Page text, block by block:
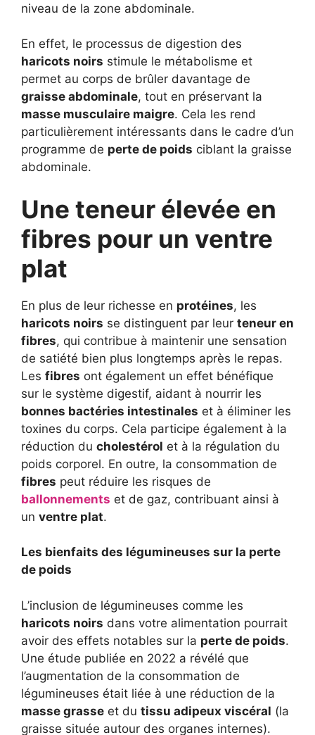
niveau de la zone abdominale.
En effet, le processus de digestion des
haricots noirs stimule le métabolisme et
permet au corps de brûler davantage de
graisse abdominale, tout en préservant la
masse musculaire maigre. Cela les rend
particulièrement intéressants dans le cadre d’un
programme de perte de poids ciblant la graisse
abdominale.
Une teneur élevée en
fibres pour un ventre
plat
En plus de leur richesse en protéines, les
haricots noirs se distinguent par leur teneur en
fibres, qui contribue à maintenir une sensation
de satiété bien plus longtemps après le repas.
Les fibres ont également un effet bénéfique
sur le système digestif, aidant à nourrir les
bonnes bactéries intestinales et à éliminer les
toxines du corps. Cela participe également à la
réduction du cholestérol et à la régulation du
poids corporel. En outre, la consommation de
fibres peut réduire les risques de
ballonnements et de gaz, contribuant ainsi à
un ventre plat.
Les bienfaits des légumineuses sur la perte
de poids
L’inclusion de légumineuses comme les
haricots noirs dans votre alimentation pourrait
avoir des effets notables sur la perte de poids.
Une étude publiée en 2022 a révélé que
l’augmentation de la consommation de
légumineuses était liée à une réduction de la
masse grasse et du tissu adipeux viscéral (la
graisse située autour des organes internes).